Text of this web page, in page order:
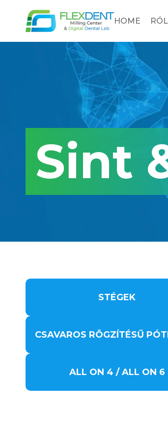
HOME
Sint
STÉGEK
CSAVAROS RÖGZÍTÉSŰ
ALL ON 4 / ALL ON 6